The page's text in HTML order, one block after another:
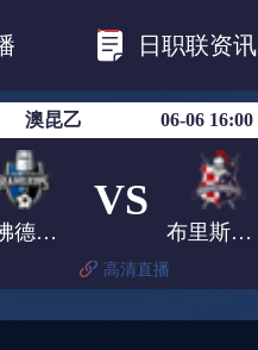
日职联资讯
职联FC东京
澳昆乙 06-06 16:00
圣佛德流浪
VS
布里斯班骑士
高清直播